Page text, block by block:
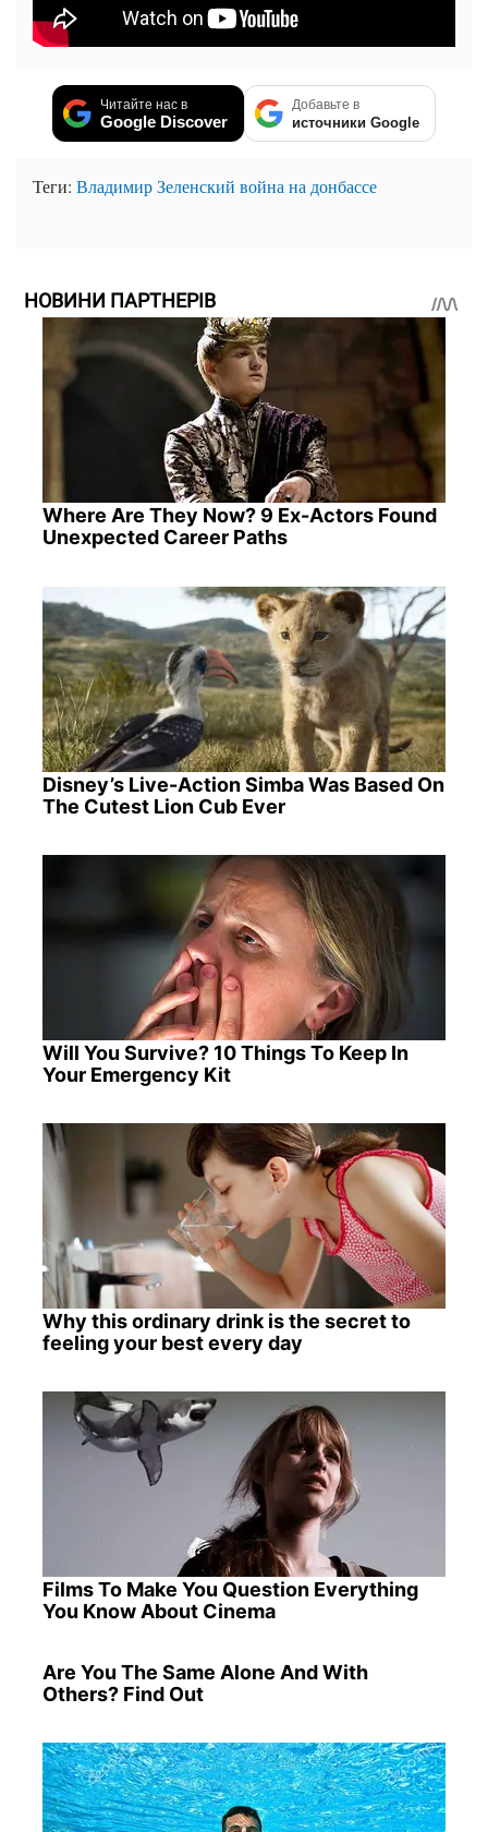
Читайте нас в
Google Discover
Добавьте в
источники Google
Теги: Владимир Зеленский война на донбассе
НОВИНИ ПАРТНЕРІВ
Where Are They Now? 9 Ex-Actors Found
Unexpected Career Paths
Disney’s Live-Action Simba Was Based On
The Cutest Lion Cub Ever
Will You Survive? 10 Things To Keep In
Your Emergency Kit
Why this ordinary drink is the secret to
feeling your best every day
Films To Make You Question Everything
You Know About Cinema
Are You The Same Alone And With
Others? Find Out